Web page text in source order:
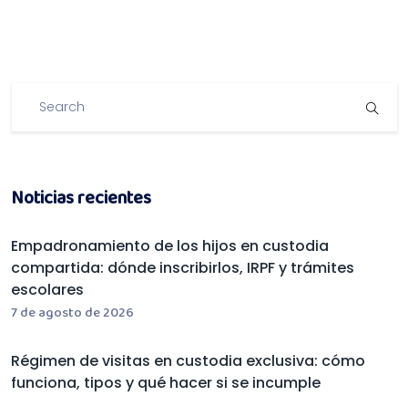
Noticias recientes
Empadronamiento de los hijos en custodia
compartida: dónde inscribirlos, IRPF y trámites
escolares
7 de agosto de 2026
Régimen de visitas en custodia exclusiva: cómo
funciona, tipos y qué hacer si se incumple